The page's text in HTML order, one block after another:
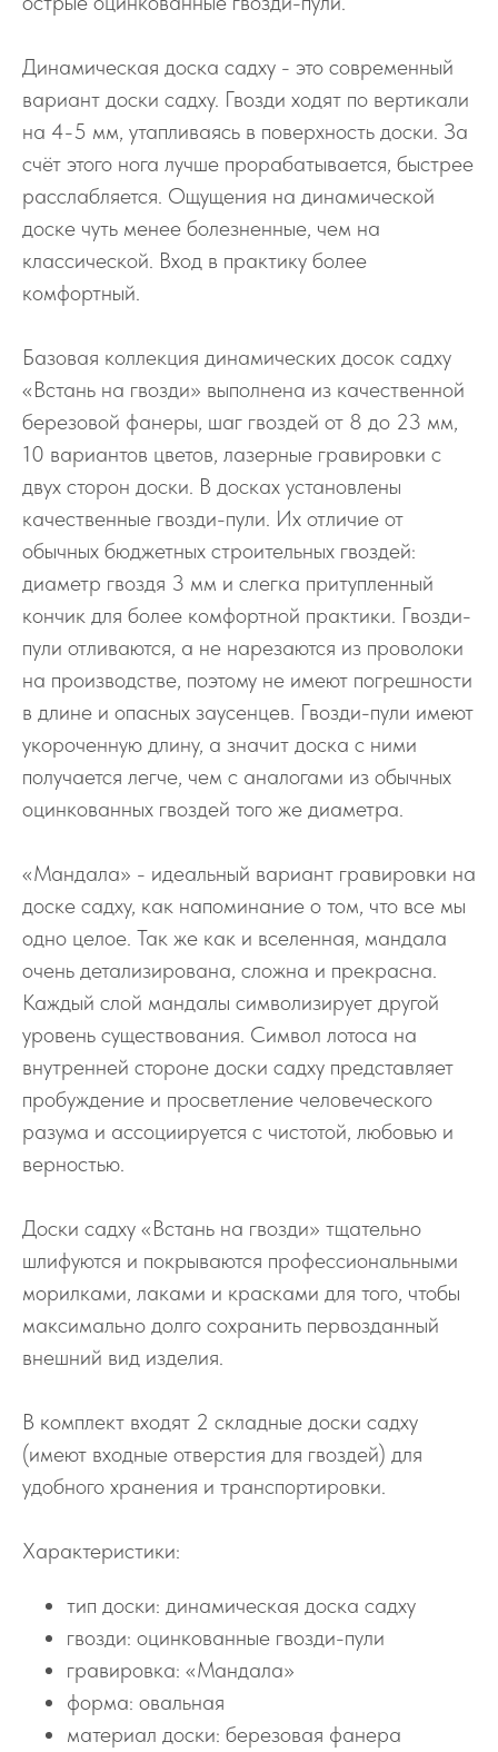
Динамическая доска садху - это современный
вариант доски садху. Гвозди ходят по вертикали
на 4-5 мм, утапливаясь в поверхность доски. За
счёт этого нога лучше прорабатывается, быстрее
расслабляется. Ощущения на динамической
доске чуть менее болезненные, чем на
классической. Вход в практику более
комфортный.
Базовая коллекция динамических досок садху
«Встань на гвозди» выполнена из качественной
березовой фанеры, шаг гвоздей от 8 до 23 мм,
10 вариантов цветов, лазерные гравировки с
двух сторон доски. В досках установлены
качественные гвозди-пули. Их отличие от
обычных бюджетных строительных гвоздей:
диаметр гвоздя 3 мм и слегка притупленный
кончик для более комфортной практики. Гвозди-
пули отливаются, а не нарезаются из проволоки
на производстве, поэтому не имеют погрешности
в длине и опасных заусенцев. Гвозди-пули имеют
укороченную длину, а значит доска с ними
получается легче, чем с аналогами из обычных
оцинкованных гвоздей того же диаметра.
«Мандала» - идеальный вариант гравировки на
доске садху, как напоминание о том, что все мы
одно целое. Так же как и вселенная, мандала
очень детализирована, сложна и прекрасна.
Каждый слой мандалы символизирует другой
уровень существования. Символ лотоса на
внутренней стороне доски садху представляет
пробуждение и просветление человеческого
разума и ассоциируется с чистотой, любовью и
верностью.
Доски садху «Встань на гвозди» тщательно
шлифуются и покрываются профессиональными
морилками, лаками и красками для того, чтобы
максимально долго сохранить первозданный
внешний вид изделия.
В комплект входят 2 складные доски садху
(имеют входные отверстия для гвоздей) для
удобного хранения и транспортировки.
Характеристики:
тип доски: динамическая доска садху
гвозди: оцинкованные гвозди-пули
гравировка: «Мандала»
форма: овальная
материал доски: березовая фанера